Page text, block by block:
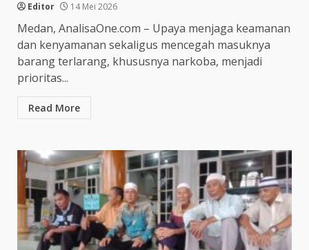
Editor 14 Mei 2026
Medan, AnalisaOne.com – Upaya menjaga keamanan
dan kenyamanan sekaligus mencegah masuknya
barang terlarang, khususnya narkoba, menjadi
prioritas...
Read More